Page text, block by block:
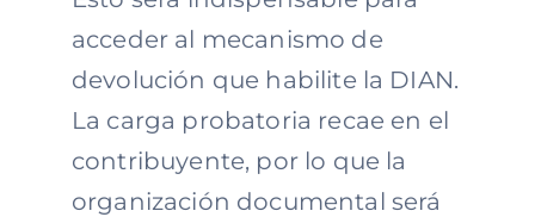
acceder al mecanismo de
devolución que habilite la DIAN.
La carga probatoria recae en el
contribuyente, por lo que la
organización documental será